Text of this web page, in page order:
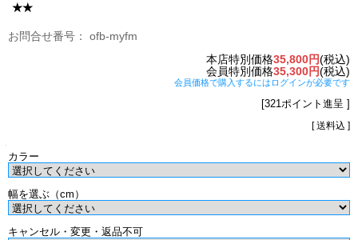
★★
ofb-myfm
本店特別価格35,800円(税込)
会員特別価格35,300円(税込)
会員価格で購入するにはログインが必要です
[321ポイント進呈 ]
[ 送料込 ]
カラー
幅を選ぶ（cm）
キャンセル・変更・返品不可